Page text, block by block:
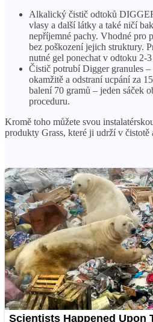
Alkalický čistič odtoků
vlasy a další látky a také ničí
nepříjemné pachy. Vhodné pro
bez poškození jejich struktury.
nutné gel ponechat v odtoku 2-
Čistič potrubí Digger granules –
okamžitě a odstraní ucpání za
balení 70 gramů – jeden sáček
proceduru.
Kromě toho můžete svou
produkty Grass, které ji udrží v čistotě